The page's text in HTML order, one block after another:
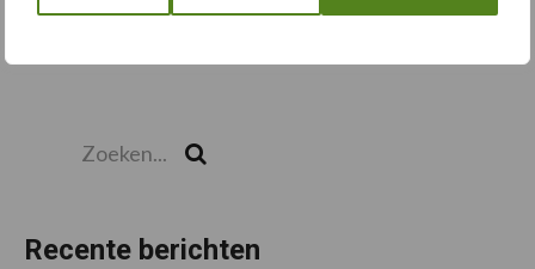
Recente berichten